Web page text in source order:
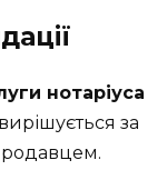
нотаріуса
за